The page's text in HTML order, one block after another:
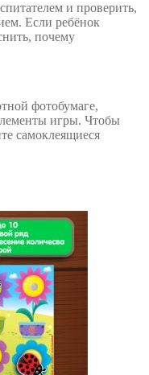
и проверить,
Если ребёнок
почему
фотобумаге,
игры. Чтобы
самоклеящиеся